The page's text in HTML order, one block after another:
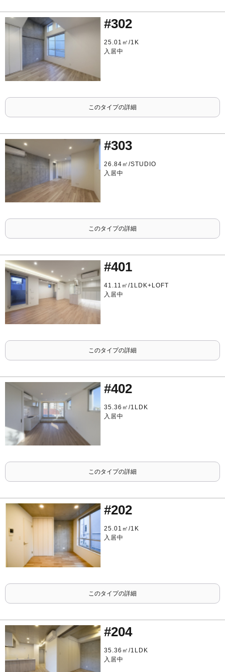
#302
25.01㎡/1K
入居中
このタイプの詳細
#303
26.84㎡/STUDIO
入居中
このタイプの詳細
#401
41.11㎡/1LDK+LOFT
入居中
このタイプの詳細
#402
35.36㎡/1LDK
入居中
このタイプの詳細
#202
25.01㎡/1K
入居中
このタイプの詳細
#204
35.36㎡/1LDK
入居中